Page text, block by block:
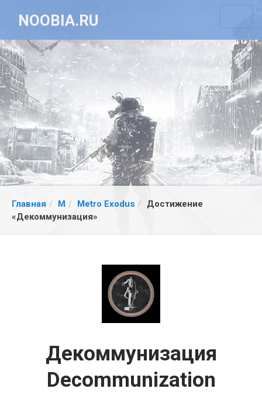
NOOBIA.RU
Главная M Metro Exodus
Достижение
«Декоммунизация»
Декоммунизация
Decommunization